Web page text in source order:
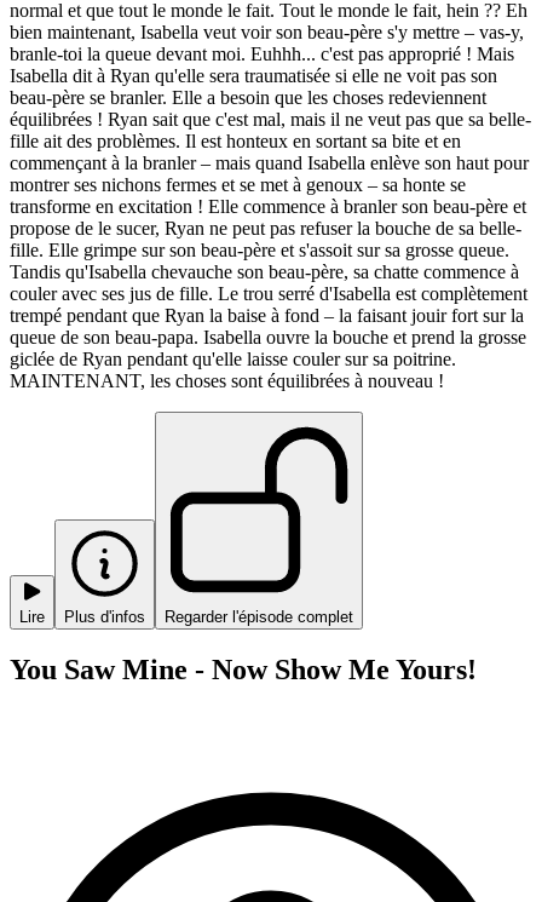
normal et que tout le monde le fait. Tout le monde le fait, hein ?? Eh
bien maintenant, Isabella veut voir son beau-père s'y mettre – vas-y,
branle-toi la queue devant moi. Euhhh... c'est pas approprié ! Mais
Isabella dit à Ryan qu'elle sera traumatisée si elle ne voit pas son
beau-père se branler. Elle a besoin que les choses redeviennent
équilibrées ! Ryan sait que c'est mal, mais il ne veut pas que sa belle-
fille ait des problèmes. Il est honteux en sortant sa bite et en
commençant à la branler – mais quand Isabella enlève son haut pour
montrer ses nichons fermes et se met à genoux – sa honte se
transforme en excitation ! Elle commence à branler son beau-père et
propose de le sucer, Ryan ne peut pas refuser la bouche de sa belle-
fille. Elle grimpe sur son beau-père et s'assoit sur sa grosse queue.
Tandis qu'Isabella chevauche son beau-père, sa chatte commence à
couler avec ses jus de fille. Le trou serré d'Isabella est complètement
trempé pendant que Ryan la baise à fond – la faisant jouir fort sur la
queue de son beau-papa. Isabella ouvre la bouche et prend la grosse
giclée de Ryan pendant qu'elle laisse couler sur sa poitrine.
MAINTENANT, les choses sont équilibrées à nouveau !
Lire Plus d'infos Regarder l'épisode complet
You Saw Mine - Now Show Me Yours!